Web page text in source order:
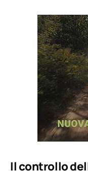
Il controllo